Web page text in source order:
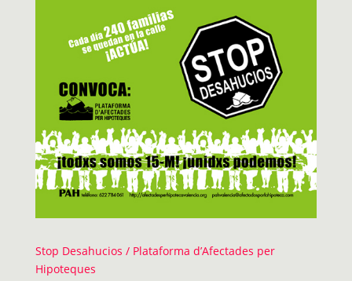
Stop Desahucios / Plataforma d’Afectades per
Hipoteques